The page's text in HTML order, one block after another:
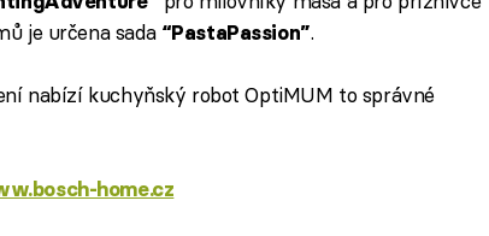
je určena sada “PastaPassion”.
nabízí kuchyňský robot OptiMUM to správné
home.cz